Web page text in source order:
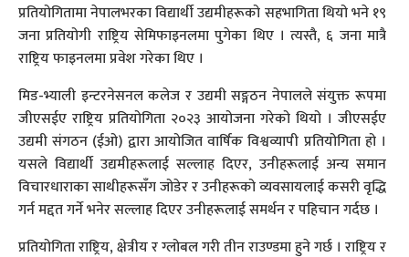
प्रतियोगितामा नेपालभरका विद्यार्थी उद्यमीहरूको सहभागिता थियो भने १९
जना प्रतियोगी राष्ट्रिय सेमिफाइनलमा पुगेका थिए । त्यस्तै, ६ जना मात्रै
राष्ट्रिय फाइनलमा प्रवेश गरेका थिए ।
मिड-भ्याली इन्टरनेसनल कलेज र उद्यमी सङ्गठन नेपालले संयुक्त रूपमा
जीएसईए राष्ट्रिय प्रतियोगिता २०२३ आयोजना गरेको थियो । जीएसईए
उद्यमी संगठन (ईओ) द्वारा आयोजित वार्षिक विश्वव्यापी प्रतियोगिता हो ।
यसले विद्यार्थी उद्यमीहरूलाई सल्लाह दिएर, उनीहरूलाई अन्य समान
विचारधाराका साथीहरूसँग जोडेर र उनीहरूको व्यवसायलाई कसरी वृद्धि
गर्न मद्दत गर्ने भनेर सल्लाह दिएर उनीहरूलाई समर्थन र पहिचान गर्दछ ।
प्रतियोगिता राष्ट्रिय, क्षेत्रीय र ग्लोबल गरी तीन राउण्डमा हुने गर्छ । राष्ट्रिय र